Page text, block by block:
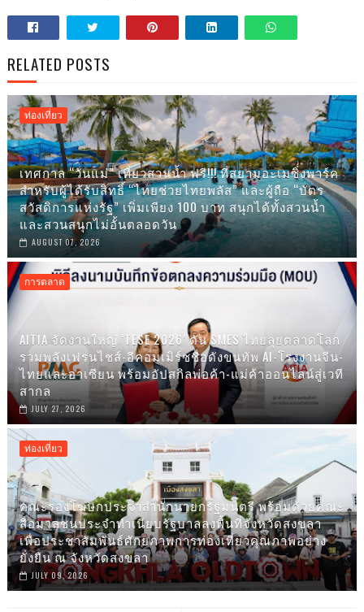
RELATED POSTS
ท่องเที่ยว
เทศกาล “วันแม่” เที่ยวสวนน้ำ ฟรี!!! ที่สยามอะเมซิ่งพาร์ค
สำหรับผู้ได้รับสิทธิ์ “ไทยช่วยไทยพลัส” และผู้ถือ “บัตร
สวัสดิการแห่งรัฐ” เพิ่มเพียง 100 บาท สนุกได้ทั้งสวนน้ำ
และสวนสนุกไม่อั้นตลอดวัน
AUGUST 07, 2026
การตลาด
AITIA จัดงานใหญ่ ‘TESE 2026’ ดัน SMES ไทยลุยตลาดโลก
รวมพลังเฟรนไชส์-อีคอมเมิร์ซชื่อดังขนทัพ AI-โรงงานจีน-
ไทยและอาเซียน พร้อมอัปสกิลพ่อค้า-แม่ค้าออนไลน์สู่เวที
สากล
JULY 27, 2026
ท่องเที่ยว
คณะรองโฆษกประจำสำนักนายกรัฐมนตรี พร้อมด้วยคณะ
สื่อมวลชนประจำทำเนียบรัฐบาลลงพื้นที่จังหวัดสงขลา
เพื่อประชาสัมพันธ์ศักยภาพการท่องเที่ยวคุณภาพอย่าง
ยั่งยืน ณ จังหวัดสงขลา
JULY 09, 2026